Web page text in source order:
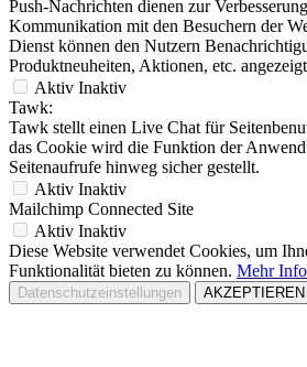
Push-Nachrichten dienen zur
Kommunikation mit den Besuchern der
Dienst können den Nutzern
Produktneuheiten, Aktionen, etc.
Aktiv Inaktiv
Tawk:
Tawk stellt einen Live Chat für
das Cookie wird die Funktion der
Seitenaufrufe hinweg sicher gestellt.
Aktiv Inaktiv
Mailchimp Connected Site
Aktiv Inaktiv
Diese Website verwendet Cookies, um
Funktionalität bieten zu können. Mehr
Datenschutzeinstellungen AKZEPTIEREN